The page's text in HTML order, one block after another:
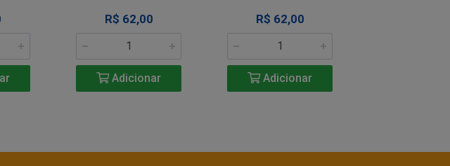
R$ 62,00
Adicionar
R$ 62,00
Adicionar